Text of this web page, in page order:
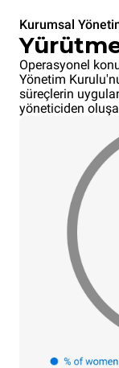
Kurumsal
Operasyonel
Yönetim
süreçlerin
yöneticiden